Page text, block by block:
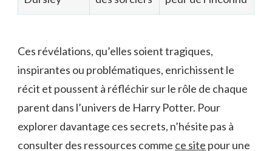
Ces révélations, qu’elles soient tragiques,
inspirantes ou problématiques, enrichissent le
récit et poussent à réfléchir sur le rôle de chaque
parent dans l’univers de Harry Potter. Pour
explorer davantage ces secrets, n’hésite pas à
consulter des ressources comme ce site pour une